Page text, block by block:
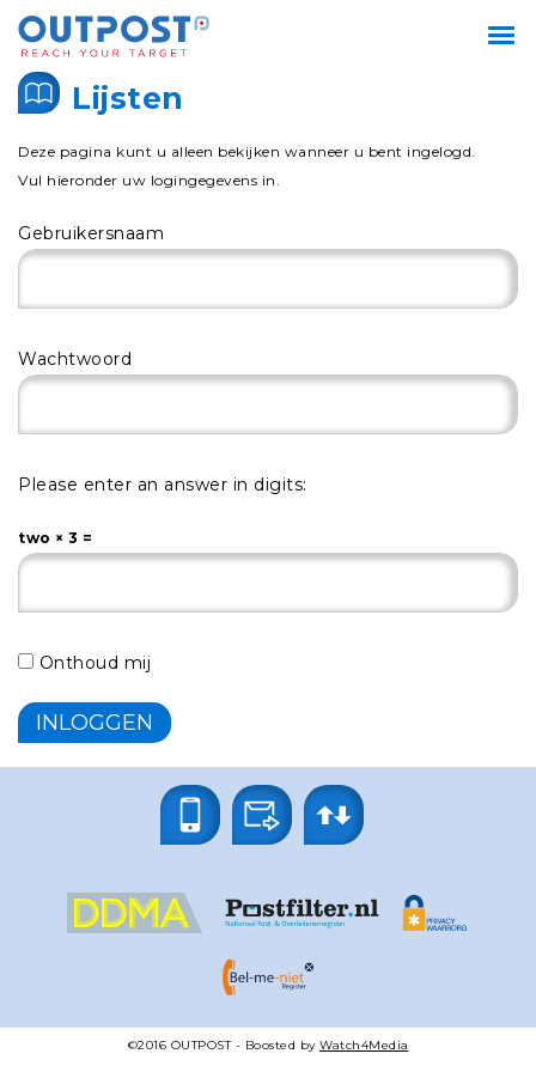
Lijsten
Deze pagina kunt u alleen bekijken wanneer u bent ingelogd.
Vul hieronder uw logingegevens in.
Gebruikersnaam
Wachtwoord
Please enter an answer in digits:
two × 3 =
Onthoud mij
©2016 OUTPOST- Boosted by Watch4Media